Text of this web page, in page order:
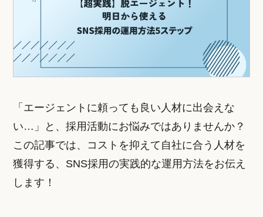
「エージェントに頼っても良い人材に出会えな
い…」と、採用活動にお悩みではありませんか？
この記事では、コストを抑えて自社に合う人材を
獲得する、SNS採用の実践的な運用方法をお伝え
します！